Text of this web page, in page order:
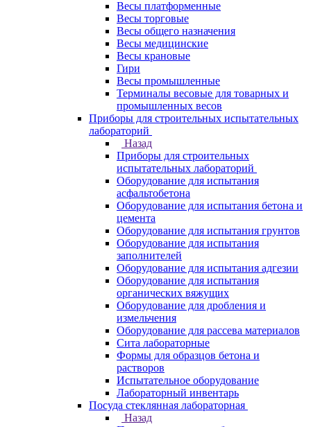
Весы платформенные
Весы торговые
Весы общего назначения
Весы медицинские
Весы крановые
Гири
Весы промышленные
Терминалы весовые для товарных и
промышленных весов
Приборы для строительных испытательных
лабораторий
Назад
Приборы для строительных
испытательных лабораторий
Оборудование для испытания
асфальтобетона
Оборудование для испытания бетона и
цемента
Оборудование для испытания грунтов
Оборудование для испытания
заполнителей
Оборудование для испытания адгезии
Оборудование для испытания
органических вяжущих
Оборудование для дробления и
измельчения
Оборудование для рассева материалов
Сита лабораторные
Формы для образцов бетона и
растворов
Испытательное оборудование
Лабораторный инвентарь
Посуда стеклянная лабораторная
Назад